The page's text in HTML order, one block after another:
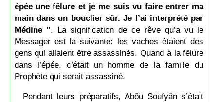
épée une fêlure et je me suis vu faire entrer ma
main dans un bouclier sûr. Je l’ai interprété par
Médine ”. La signification de ce rêve qu’a vu le
Messager est la suivante: les vaches étaient des
gens qui allaient être assassinés. Quand à la fêlure
dans l’épée, c’était un homme de la famille du
Prophète qui serait assassiné.
Pendant leurs préparatifs, Abôu Soufyân s’était